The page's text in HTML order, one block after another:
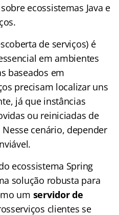
ecossistemas Java e
de serviços) é
em ambientes
baseados em
precisam localizar uns
já que instâncias
ou reiniciadas de
cenário, depender
ecossistema Spring
solução robusta para
um servidor de
clientes se